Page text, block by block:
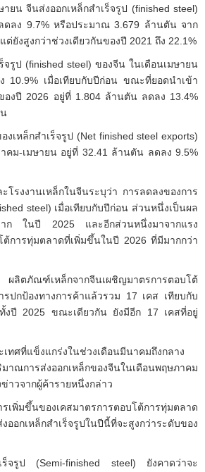
ยน จีนส่งออกเหล็กสำเร็จรูป (finished steel)
ลง 9.7% หรือประมาณ 3.679 ล้านตัน จาก
ต่ยังสูงกว่าช่วงเดียวกันของปี 2021 ถึง 22.1%
จรูป (finished steel) ของจีน ในเดือนเมษายน
10.9% เมื่อเทียบกับปีก่อน ขณะที่ยอดนำเข้า
องปี 2026 อยู่ที่ 1.804 ล้านตัน ลดลง 13.4%
งเหล็กสำเร็จรูป (Net finished steel exports)
คม-เมษายน อยู่ที่ 32.41 ล้านตัน ลดลง 9.5%
โรงงานเหล็กในจีนระบุว่า การลดลงของการ
steel) เมื่อเทียบกับปีก่อน ส่วนหนึ่งเป็นผล
มาก ในปี 2025 และอีกส่วนหนึ่งมาจากแรง
ต้การทุ่มตลาดที่เพิ่มขึ้นในปี 2026 ที่มีมากกว่า
ลิตภัณฑ์เหล็กจากจีนเผชิญมาตรการตอบโต้
ปกป้องทางการค้าแล้วรวม 17 เคส เทียบกับ
งปี 2025 ขณะเดียวกัน ยังมีอีก 17 เคสที่อยู่
เทศที่แข็งแกร่งในช่วงเดือนมีนาคมถึงกลาง
าณการส่งออกเหล็กของจีนในเดือนพฤษภาคม
าวจากผู้ค้ารายหนึ่งกล่าว
พิ่มขึ้นของเคสมาตรการตอบโต้การทุ่มตลาด
งออกเหล็กสำเร็จรูปในปีนี้ที่จะสูงกว่าระดับของ
เร็จรูป (Semi-finished steel) ยังคาดว่าจะ